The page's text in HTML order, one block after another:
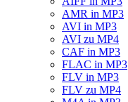
AMR in MP3
AVI in MP3
AVI zu MP4
CAF in MP3
FLAC in MP3
FLV in MP3
FLV zu MP4